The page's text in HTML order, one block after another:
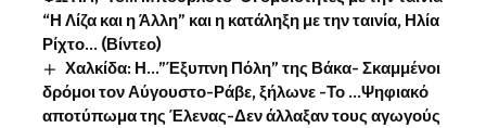
“Η Λίζα και η Άλλη” και η κατάληξη με την ταινία, Ηλία
Ρίχτο… (Βίντεο)
Χαλκίδα: Η…”Έξυπνη Πόλη” της Βάκα- Σκαμμένοι
δρόμοι τον Αύγουστο-Ράβε, ξήλωνε -Το …Ψηφιακό
αποτύπωμα της Έλενας-Δεν άλλαξαν τους αγωγούς